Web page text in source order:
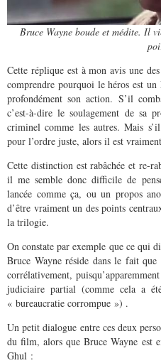
Bruce Wayne boude et médite. Il
Cette réplique est à mon avis une
comprendre pourquoi le héros est
profondément son action. S’il
c’est-à-dire le soulagement de sa
criminel comme les autres. Mais
pour l’ordre juste, alors il est
Cette distinction est rabâchée et re-
il me semble donc difficile de
lancée comme ça, ou un propos
d’être vraiment un des points
la trilogie.
On constate par exemple que ce qui
Bruce Wayne réside dans le fait
corrélativement,
judiciaire partial (comme cela a
« bureaucratie corrompue ») .
Un petit dialogue entre ces deux
du film, alors que Bruce Wayne est
Ghul :